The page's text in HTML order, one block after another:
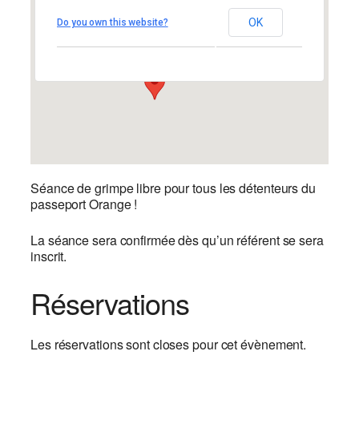
Gymnase du Belvédère
65 Bis Rue Gambetta – Suresnes
Évènements
Do you own this website? OK
Séance de grimpe libre pour tous les détenteurs du
passeport Orange !
La séance sera confirmée dès qu’un référent se sera
inscrit.
Réservations
Les réservations sont closes pour cet évènement.